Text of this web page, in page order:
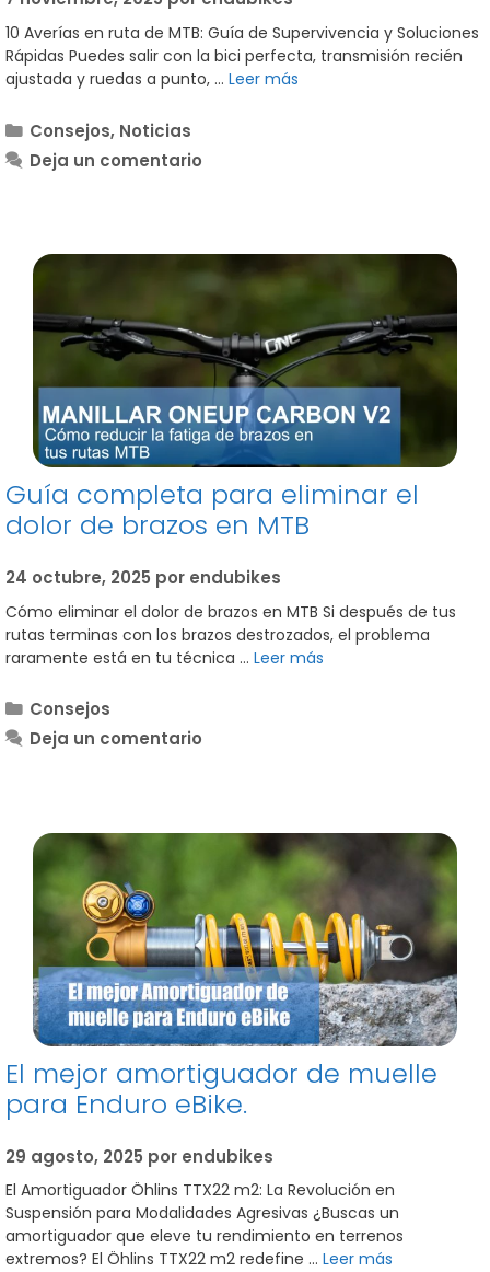
10 Averías en ruta de MTB: Guía de Supervivencia y Soluciones
Rápidas Puedes salir con la bici perfecta, transmisión recién
ajustada y ruedas a punto, … Leer más
Categorías
Consejos, Noticias
Deja un comentario
Guía completa para eliminar el
dolor de brazos en MTB
24 octubre, 2025 por endubikes
Cómo eliminar el dolor de brazos en MTB Si después de tus
rutas terminas con los brazos destrozados, el problema
raramente está en tu técnica … Leer más
Categorías
Consejos
Deja un comentario
El mejor amortiguador de muelle
para Enduro eBike.
29 agosto, 2025 por endubikes
El Amortiguador Öhlins TTX22 m2: La Revolución en
Suspensión para Modalidades Agresivas ¿Buscas un
amortiguador que eleve tu rendimiento en terrenos
extremos? El Öhlins TTX22 m2 redefine … Leer más